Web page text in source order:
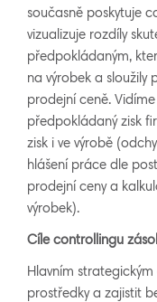
současně poskytuje
vizualizuje rozdíly
předpokládaným,
na výrobek a sloužily
prodejní ceně.
předpokládaný zisk
zisk i ve výrobě
hlášení práce dle
prodejní ceny a
výrobek).
Cíle controllingu
Hlavním
prostředky a zajistit